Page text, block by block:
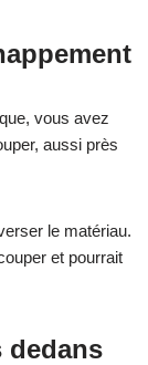
vous avez
aussi près
le matériau.
et pourrait
dedans